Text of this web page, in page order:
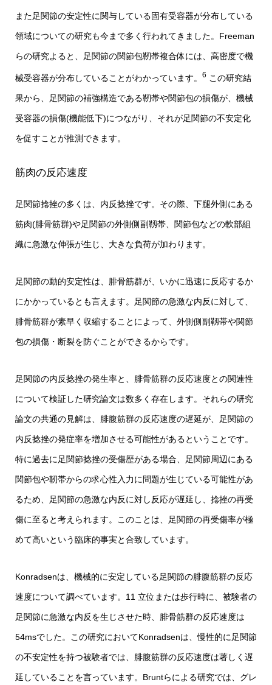
また足関節の安定性に関与している固有受容器が分布している
領域についての研究も今まで多く行われてきました。Freeman
らの研究よると、足関節の関節包靭帯複合体には、高密度で機
械受容器が分布していることがわかっています。 6 この研究結
果から、足関節の補強構造である靭帯や関節包の損傷が、機械
受容器の損傷(機能低下)につながり、それが足関節の不安定化
を促すことが推測できます。
筋肉の反応速度
足関節捻挫の多くは、内反捻挫です。その際、下腿外側にある
筋肉(腓骨筋群)や足関節の外側側副靱帯、関節包などの軟部組
織に急激な伸張が生じ、大きな負荷が加わります。
足関節の動的安定性は、腓骨筋群が、いかに迅速に反応するか
にかかっているとも言えます。足関節の急激な内反に対して、
腓骨筋群が素早く収縮することによって、外側側副靱帯や関節
包の損傷・断裂を防ぐことができるからです。
足関節の内反捻挫の発生率と、腓骨筋群の反応速度との関連性
について検証した研究論文は数多く存在します。それらの研究
論文の共通の見解は、腓腹筋群の反応速度の遅延が、足関節の
内反捻挫の発症率を増加させる可能性があるということです。
特に過去に足関節捻挫の受傷歴がある場合、足関節周辺にある
関節包や靭帯からの求心性入力に問題が生じている可能性があ
るため、足関節の急激な内反に対し反応が遅延し、捻挫の再受
傷に至ると考えられます。このことは、足関節の再受傷率が極
めて高いという臨床的事実と合致しています。
Konradsenは、機械的に安定している足関節の腓腹筋群の反応
速度について調べています。11 立位または歩行時に、被験者の
足関節に急激な内反を生じさせた時、腓骨筋群の反応速度は
54msでした。この研究においてKonradsenは、慢性的に足関節
の不安定性を持つ被験者では、腓腹筋群の反応速度は著しく遅
延していることを言っています。Bruntらによる研究では、グレ